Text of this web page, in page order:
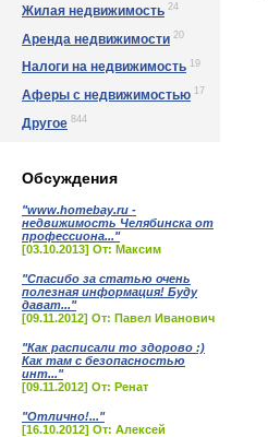
Жилая недвижимость 24
Аренда недвижимости 20
Налоги на недвижимость 19
Аферы с недвижимостью 17
Другое 844
Обсуждения
"www.homebay.ru -
недвижимость Челябинска от
профессиона..."
[03.10.2013] От: Максим
"Спасибо за статью очень
полезная информация! Буду
дават..."
[09.11.2012] От: Павел Иванович
"Как расписали то здорово :)
Как там с безопасностью
инт..."
[09.11.2012] От: Ренат
"Отлично!..."
[16.10.2012] От: Алексей